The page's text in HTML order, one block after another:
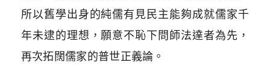
所以舊學出身的純儒有見民主能夠成就儒家千
年未逮的理想，願意不恥下問師法達者為先，
再次拓闊儒家的普世正義論。